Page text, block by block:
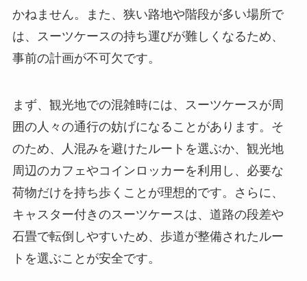
かねません。また、狭い路地や階段が多い場所で
は、スーツケースの持ち運びが難しくなるため、
事前の計画が不可欠です。
まず、観光地での混雑時には、スーツケースが周
囲の人々の通行の妨げになることがあります。そ
のため、人混みを避けたルートを選ぶか、観光地
周辺のカフェやコインロッカーを利用し、必要な
荷物だけを持ち歩くことが理想的です。さらに、
キャスター付きのスーツケースは、道路の段差や
石畳で転倒しやすいため、歩道が整備されたルー
トを選ぶことが安全です。